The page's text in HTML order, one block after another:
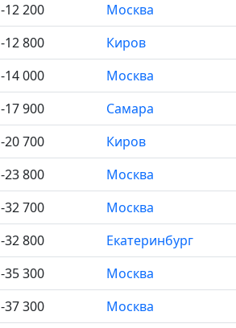
-12 200 Москва
-12 800 Киров
-14 000 Москва
-17 900 Самара
-20 700 Киров
-23 800 Москва
-32 700 Москва
-32 800 Екатеринбург
-35 300 Москва
-37 300 Москва